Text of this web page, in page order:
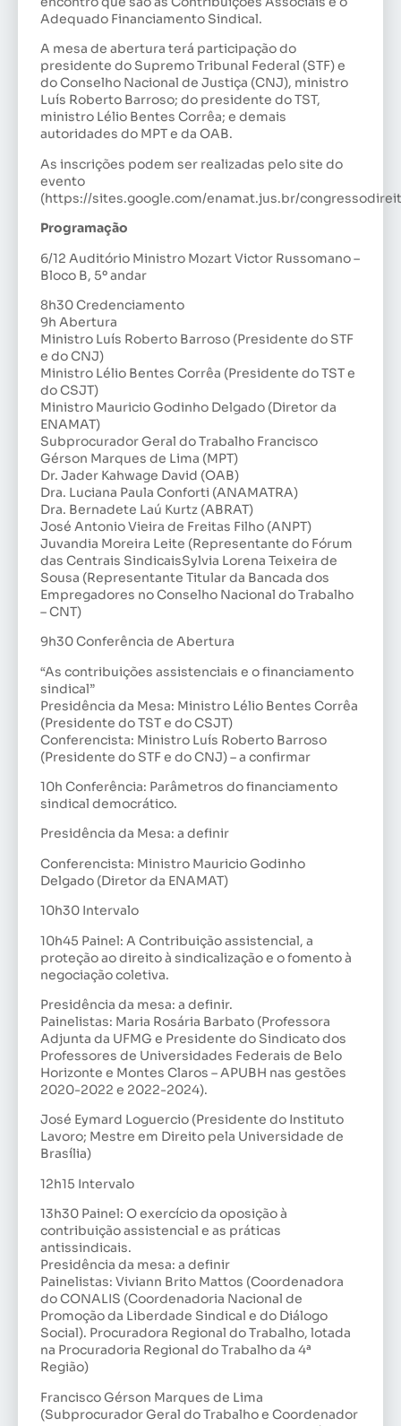
Adequado Financiamento Sindical.
A mesa de abertura terá participação do
presidente do Supremo Tribunal Federal (STF) e
do Conselho Nacional de Justiça (CNJ), ministro
Luís Roberto Barroso; do presidente do TST,
ministro Lélio Bentes Corrêa; e demais
autoridades do MPT e da OAB.
As inscrições podem ser realizadas pelo site do
evento
(https://sites.google.com/enamat.jus.br/
Programação
6/12 Auditório Ministro Mozart Victor Russomano –
Bloco B, 5º andar
8h30 Credenciamento
9h Abertura
Ministro Luís Roberto Barroso (Presidente do STF
e do CNJ)
Ministro Lélio Bentes Corrêa (Presidente do TST e
do CSJT)
Ministro Mauricio Godinho Delgado (Diretor da
ENAMAT)
Subprocurador Geral do Trabalho Francisco
Gérson Marques de Lima (MPT)
Dr. Jader Kahwage David (OAB)
Dra. Luciana Paula Conforti (ANAMATRA)
Dra. Bernadete Laú Kurtz (ABRAT)
José Antonio Vieira de Freitas Filho (ANPT)
Juvandia Moreira Leite (Representante do Fórum
das Centrais SindicaisSylvia Lorena Teixeira de
Sousa (Representante Titular da Bancada dos
Empregadores no Conselho Nacional do Trabalho
– CNT)
9h30 Conferência de Abertura
“As contribuições assistenciais e o financiamento
sindical”
Presidência da Mesa: Ministro Lélio Bentes Corrêa
(Presidente do TST e do CSJT)
Conferencista: Ministro Luís Roberto Barroso
(Presidente do STF e do CNJ) – a confirmar
10h Conferência: Parâmetros do financiamento
sindical democrático.
Presidência da Mesa: a definir
Conferencista: Ministro Mauricio Godinho
Delgado (Diretor da ENAMAT)
10h30 Intervalo
10h45 Painel: A Contribuição assistencial, a
proteção ao direito à sindicalização e o fomento à
negociação coletiva.
Presidência da mesa: a definir.
Painelistas: Maria Rosária Barbato (Professora
Adjunta da UFMG e Presidente do Sindicato dos
Professores de Universidades Federais de Belo
Horizonte e Montes Claros – APUBH nas gestões
2020-2022 e 2022-2024).
José Eymard Loguercio (Presidente do Instituto
Lavoro; Mestre em Direito pela Universidade de
Brasília)
12h15 Intervalo
13h30 Painel: O exercício da oposição à
contribuição assistencial e as práticas
antissindicais.
Presidência da mesa: a definir
Painelistas: Viviann Brito Mattos (Coordenadora
do CONALIS (Coordenadoria Nacional de
Promoção da Liberdade Sindical e do Diálogo
Social). Procuradora Regional do Trabalho, lotada
na Procuradoria Regional do Trabalho da 4ª
Região)
Francisco Gérson Marques de Lima
(Subprocurador Geral do Trabalho e Coordenador